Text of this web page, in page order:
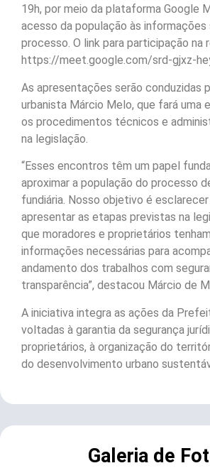
19h, por meio da plataforma Google
acesso da população às informações
processo. O link para participação na
https://meet.google.com/srd-gjxz-
As apresentações serão conduzidas
urbanista Márcio Melo, que fará uma
os procedimentos técnicos e
na legislação.
“Esses encontros têm um papel
aproximar a população do processo
fundiária. Nosso objetivo é esclarecer
apresentar as etapas previstas na
que moradores e proprietários
informações necessárias para
andamento dos trabalhos com
transparência”, destacou Márcio de
A iniciativa integra as ações da
voltadas à garantia da segurança
proprietários, à organização do
do desenvolvimento urbano
Galeria de